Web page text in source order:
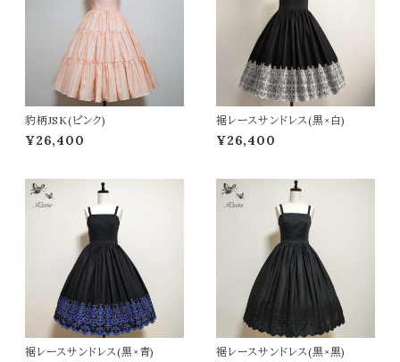
豹柄JSK(ピンク)
¥26,400
裾レースサンドレス(黒×白)
¥26,400
裾レースサンドレス(黒×青) 裾レースサンドレス(黒×黒)